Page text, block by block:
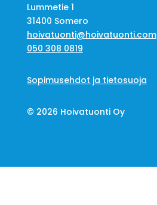
Lummetie 1
31400 Somero
hoivatuonti@hoivatuonti.com
050 308 0819
Sopimusehdot ja tietosuoja
© 2026 Hoivatuonti Oy